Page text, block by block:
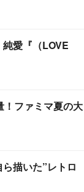
愛『（LOVE
！ファミマ夏の大
描いた”レトロ